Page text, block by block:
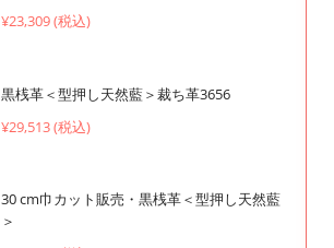
¥23,309 (税込)
黒桟革＜型押し天然藍＞裁ち革3656
¥29,513 (税込)
30 cm巾カット販売・黒桟革＜型押し天然藍
＞